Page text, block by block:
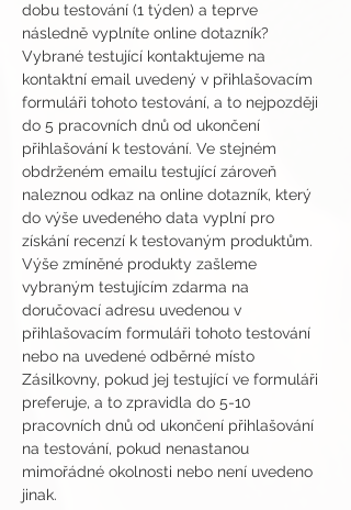
dobu testování (1 týden) a teprve
následně vyplníte online dotazník?
Vybrané testující kontaktujeme na
kontaktní email uvedený v přihlašovacím
formuláři tohoto testování, a to nejpozději
do 5 pracovních dnů od ukončení
přihlašování k testování. Ve stejném
obdrženém emailu testující zároveň
naleznou odkaz na online dotazník, který
do výše uvedeného data vyplní pro
získání recenzí k testovaným produktům.
Výše zmíněné produkty zašleme
vybraným testujícím zdarma na
doručovací adresu uvedenou v
přihlašovacím formuláři tohoto testování
nebo na uvedené odběrné místo
Zásilkovny, pokud jej testující ve formuláři
preferuje, a to zpravidla do 5-10
pracovních dnů od ukončení přihlašování
na testování, pokud nenastanou
mimořádné okolnosti nebo není uvedeno
jinak.